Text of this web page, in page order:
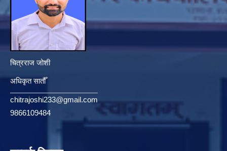
चित्रराज जोशी
अधिकृत सातौँ
chitrajoshi233@gmail.com
9866109484